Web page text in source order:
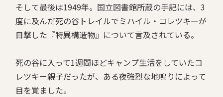
そして最後は1949年。国立図書館所蔵の手記には、3
度に及んだ死の谷トレイルでミハイル・コレツキーが
目撃した『特異構造物』について言及されている。
死の谷に入って1週間ほどキャンプ生活をしていたコ
レツキー親子だったが、ある夜強烈な地鳴りによって
目を覚ました。